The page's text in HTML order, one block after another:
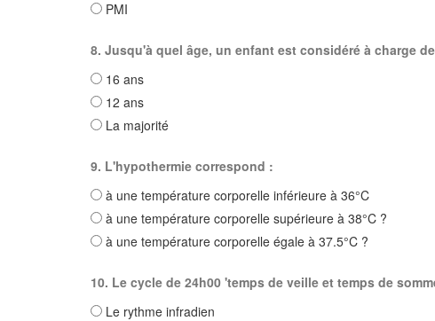
PMI
8. Jusqu'à quel âge, un enfant est considéré à charge
16 ans
12 ans
La majorité
9. L'hypothermie correspond :
à une température corporelle inférieure à 36°C
à une température corporelle supérieure à 38°C ?
à une température corporelle égale à 37.5°C ?
10. Le cycle de 24h00 'temps de veille et temps de
Le rythme infradien